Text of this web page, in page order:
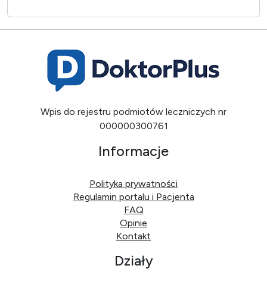
Wpis do rejestru podmiotów leczniczych nr
000000300761
Informacje
Polityka prywatności
Regulamin portalu i Pacjenta
FAQ
Opinie
Kontakt
Działy